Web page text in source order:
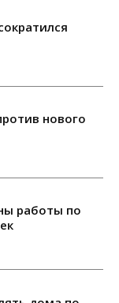
нового
работы по